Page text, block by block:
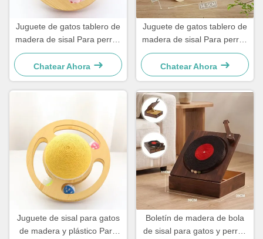
Juguete de gatos tablero de
madera de sisal Para perros
y gatos pequeños sencillo y
práctico
Chatear Ahora
Juguete de gatos tablero de
madera de sisal Para perros
y gatos pequeños sencillo y
práctico
Chatear Ahora
Juguete de sisal para gatos
de madera y plástico Para
Boletín de madera de bola
de sisal para gatos y perros